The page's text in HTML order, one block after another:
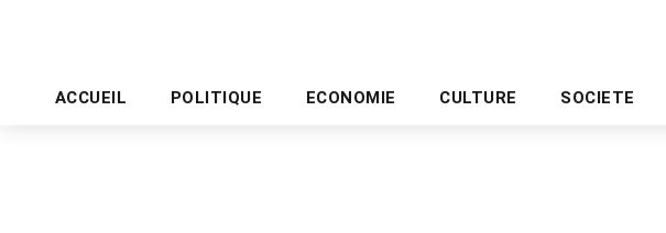
ACCUEIL POLITIQUE ECONOMIE CULTURE SOCIETE